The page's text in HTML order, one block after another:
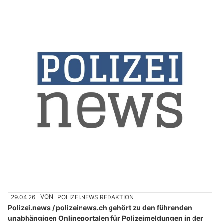
29.04.26 VON POLIZEI.NEWS REDAKTION
Polizei.news / polizeinews.ch gehört zu den führenden
unabhängigen Onlineportalen für Polizeimeldungen in der